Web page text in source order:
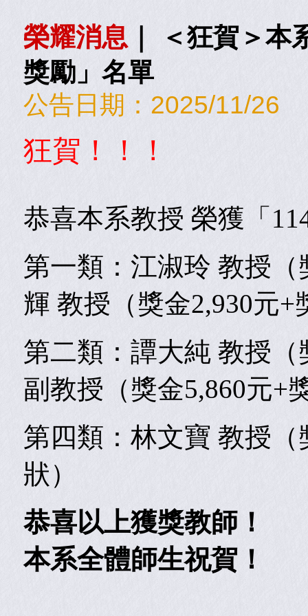
榮耀消息
＜狂賀＞本
獎勵」名單
公告日期： 2025/11/26
狂賀！！！
恭喜本系教授 榮獲「
第一類：江淑玲 教授（
輝 教授（獎金2,930元+
第二類：譚大純教授（
副教授（獎金5,860元+
第四類：林文寶 教授（
狀）
恭喜以上獲獎教師！
本系全體師生祝賀！